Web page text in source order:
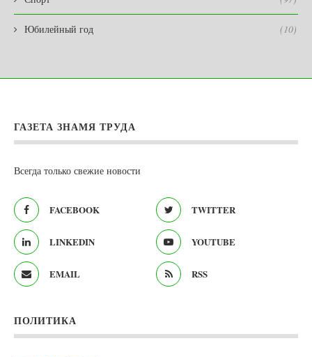
Юбилейный год (10)
ГАЗЕТА ЗНАМЯ ТРУДА
Всегда только свежие новости
FACEBOOK TWITTER
LINKEDIN YOUTUBE
EMAIL RSS
ПОЛИТИКА